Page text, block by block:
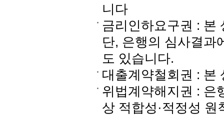
니다
금리인하요구권 : 본
단, 은행의 심사결과
도 있습니다.
대출계약철회권 : 본
위법계약해지권 : 은
상 적합성·적정성